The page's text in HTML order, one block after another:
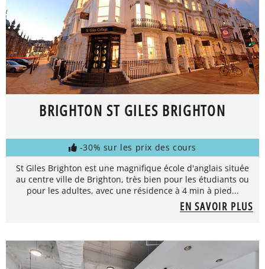
BRIGHTON ST GILES BRIGHTON
-30% sur les prix des cours
St Giles Brighton est une magnifique école d'anglais située
au centre ville de Brighton, très bien pour les étudiants ou
pour les adultes, avec une résidence à 4 min à pied...
EN SAVOIR PLUS